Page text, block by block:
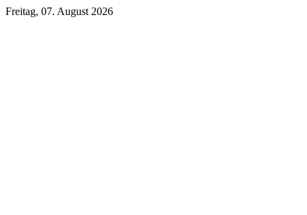
Freitag, 07. August 2026